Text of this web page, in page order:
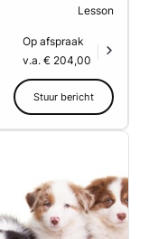
Lesson
Op afspraak
v.a. € 204,00
Stuur bericht